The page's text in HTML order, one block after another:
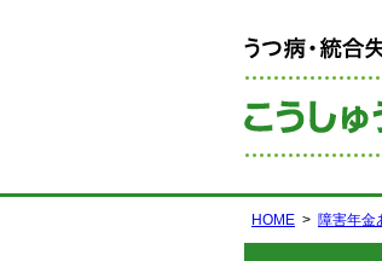
HOME 障害年金